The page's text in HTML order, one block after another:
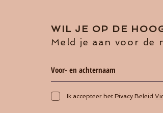
WIL JE OP DE
Meld je aan voor de
Ik accepteer het Pivacy Beleid